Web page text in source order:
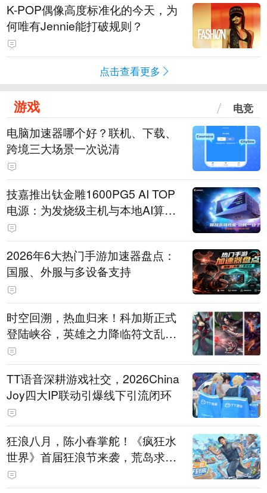
K-POP偶像高度标准化的今天，为
何唯有Jennie能打破规则？
点击查看更多
游戏 电竞
电脑加速器哪个好？联机、下载、
跨境三大场景一次说清
技嘉推出钛金雕1600PG5 AI TOP
电源：为发烧级主机与本地AI算力
打造旗舰供电方案
2026年6大热门手游加速器盘点：
国服、外服与多设备支持
时空回溯，热血归来！科加斯正式
登陆峡谷，英雄之力降临符文乱
斗！
TT语音深耕游戏社交，2026China
Joy四大IP联动引爆线下引流闭环
狂浪八月，陈小春掌舵！《疯狂水
世界》首届狂浪节来袭，荒岛求生
直播即将开启